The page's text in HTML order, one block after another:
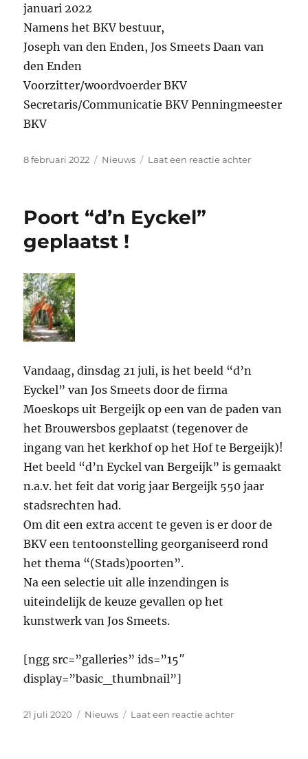
januari 2022
Namens het BKV bestuur,
Joseph van den Enden, Jos Smeets Daan van
den Enden
Voorzitter/woordvoerder BKV
Secretaris/Communicatie BKV Penningmeester
BKV
Geplaatst
8 februari 2022 Categorieën
Nieuws Laat een reactie achterop
Poort “d’n Eyckel”
geplaatst !
Vandaag, dinsdag 21 juli, is het beeld “d’n
Eyckel” van Jos Smeets door de firma
Moeskops uit Bergeijk op een van de paden van
het Brouwersbos geplaatst (tegenover de
ingang van het kerkhof op het Hof te Bergeijk)!
Het beeld “d’n Eyckel van Bergeijk” is gemaakt
n.a.v. het feit dat vorig jaar Bergeijk 550 jaar
stadsrechten had.
Om dit een extra accent te geven is er door de
BKV een tentoonstelling georganiseerd rond
het thema “(Stads)poorten”.
Na een selectie uit alle inzendingen is
uiteindelijk de keuze gevallen op het
kunstwerk van Jos Smeets.
[ngg src=”galleries” ids=”15″
display=”basic_thumbnail”]
Geplaatst
21 juli 2020 Categorieën
Nieuws Laat een reactie achterop